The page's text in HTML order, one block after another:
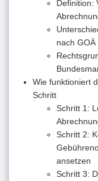
Definition:
nach GOÄ
Wie funktioniert
Schritt
Schritt 1:
Schritt 2:
ansetzen
Schritt 3: